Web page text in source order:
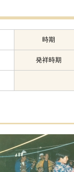
時期
発祥時期